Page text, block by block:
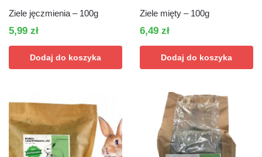
Ziele jęczmienia – 100g
5,99 zł
Dodaj do koszyka
Ziele mięty – 100g
6,49 zł
Dodaj do koszyka